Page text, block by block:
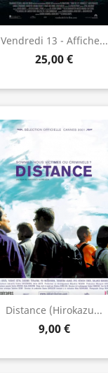
Vendredi 13 - Affiche...
25,00 €
Distance (Hirokazu...
9,00 €